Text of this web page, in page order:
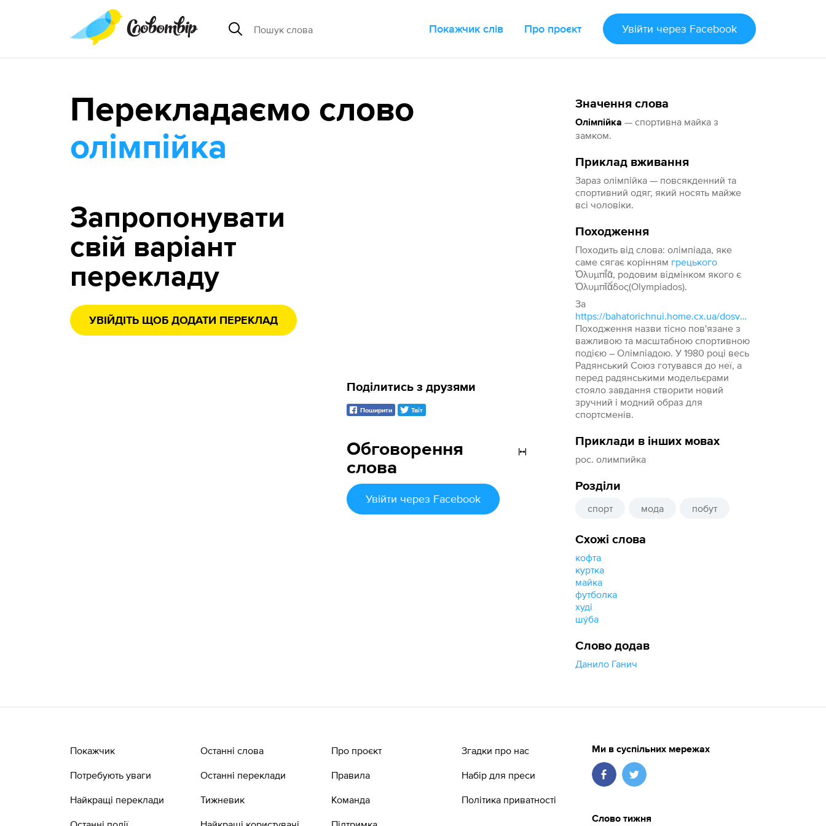
Покажчик слів Про проєкт Увійти через Facebook
Значення слова
Олімпійка — спортивна майка з
замком.
Приклад вживання
Зараз олімпійка — повсякденний та
спортивний одяг, який носять майже
всі чоловіки.
Походження
Походить від слова: олімпіада, яке
саме сягає корінням грецького
Ὀλυμπῐ́ᾱ, родовим відмінком якого є
Ὀλυμπῐᾰ́δος(Olympiados).
За
https://bahatorichnui.home.cx.ua/dosvid/yak-nazivaietsya-olimpiyka-inakshe.html
Походження назви тісно пов'язане з
важливою та масштабною спортивною
подією – Олімпіадою. У 1980 році весь
Радянський Союз готувався до неї, а
перед радянськими модельєрами
стояло завдання створити новий
зручний і модний образ для
спортсменів.
Приклади в інших мовах
рос. олимпийка
Розділи
спорт мода побут
Схожі слова
кофта
куртка
майка
футболка
худі
шу́ба
Слово додав
Данило Ганич
Перекладаємо слово
олімпійка
Запропонувати
свій варіант
перекладу
УВІЙДІТЬ ЩОБ ДОДАТИ ПЕРЕКЛАД
Обговорення
слова
Увійти через Facebook
Поділитись з друзями
Поширити Твіт
Покажчик
Потребують уваги
Найкращі переклади
Останні слова
Останні переклади
Тижневик
Про проєкт
Правила
Команда
Згадки про нас
Набір для преси
Політика приватності
Ми в суспільних мережах
Слово тижня